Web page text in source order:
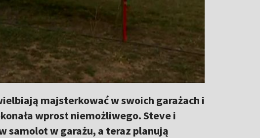
majsterkować w swoich garażach i
wprost niemożliwego. Steve i
samolot w garażu, a teraz planują